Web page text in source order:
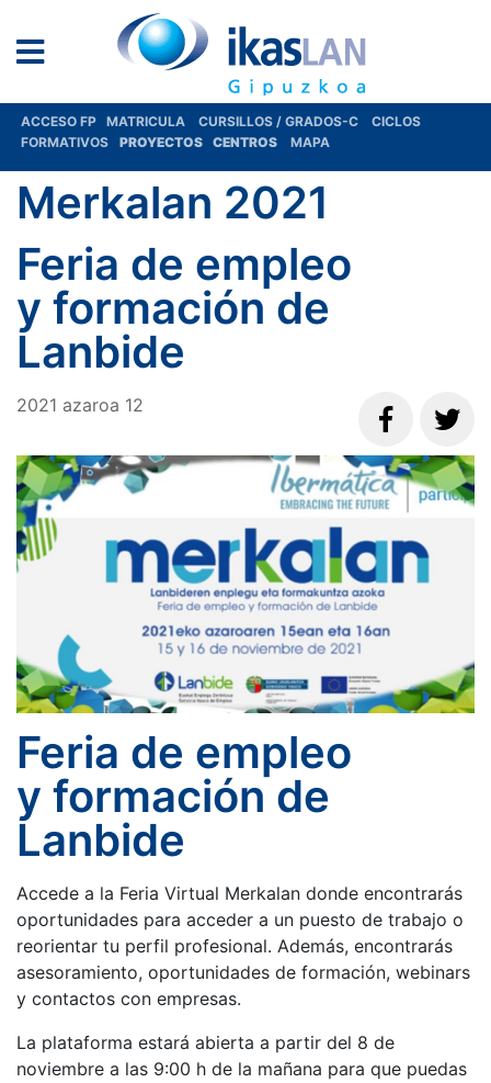
ACCESO FP MATRICULA CURSILLOS / GRADOS-C
CICLOS
FORMATIVOS
PROYECTOS CENTROS MAPA
Merkalan 2021
Feria de empleo
y formación de
Lanbide
2021 azaroa 12
Feria de empleo
y formación de
Lanbide
Accede a la Feria Virtual Merkalan donde encontrarás
oportunidades para acceder a un puesto de trabajo o
reorientar tu perfil profesional. Además, encontrarás
asesoramiento, oportunidades de formación, webinars
y contactos con empresas.
La plataforma estará abierta a partir del 8 de
noviembre a las 9:00 h de la mañana para que puedas